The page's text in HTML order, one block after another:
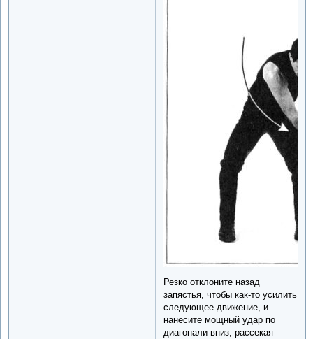
Резко отклоните назад
запястья, чтобы как-то усилить
следующее движение, и
нанесите мощный удар по
диагонали вниз, рассекая